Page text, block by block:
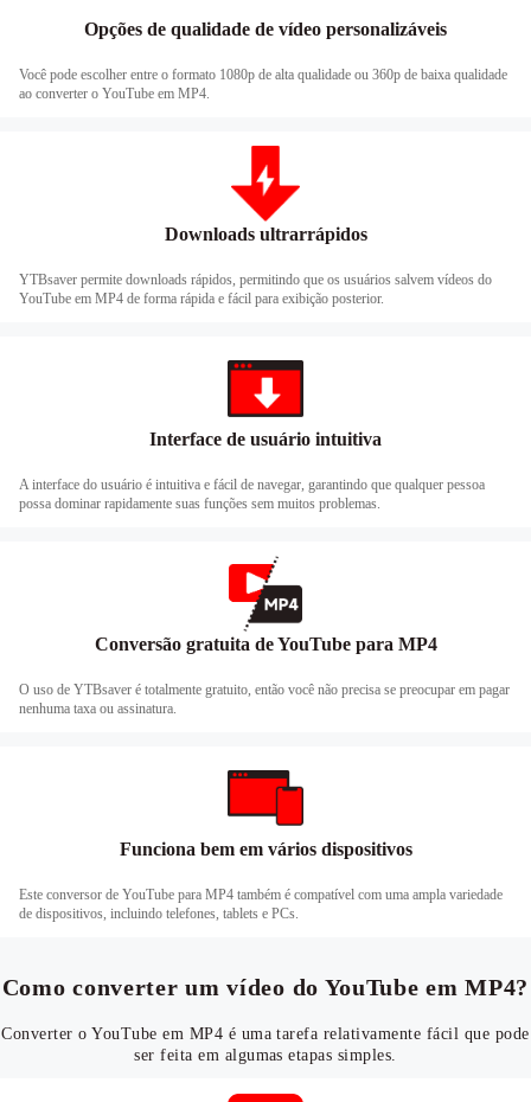
Opções de qualidade de vídeo personalizáveis
Você pode escolher entre o formato 1080p de alta qualidade ou 360p de baixa qualidade
ao converter o YouTube em MP4.
Downloads ultrarrápidos
YTBsaver permite downloads rápidos, permitindo que os usuários salvem vídeos do
YouTube em MP4 de forma rápida e fácil para exibição posterior.
Interface de usuário intuitiva
A interface do usuário é intuitiva e fácil de navegar, garantindo que qualquer pessoa
possa dominar rapidamente suas funções sem muitos problemas.
Conversão gratuita de YouTube para MP4
O uso de YTBsaver é totalmente gratuito, então você não precisa se preocupar em pagar
nenhuma taxa ou assinatura.
Funciona bem em vários dispositivos
Este conversor de YouTube para MP4 também é compatível com uma ampla variedade
de dispositivos, incluindo telefones, tablets e PCs.
Como converter um vídeo do YouTube em MP4?
Converter o YouTube em MP4 é uma tarefa relativamente fácil que pode
ser feita em algumas etapas simples.